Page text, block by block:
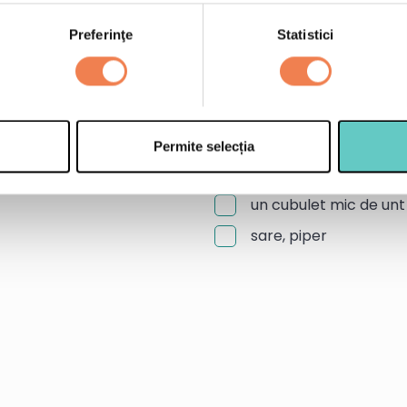
Preferinţe Statistici
Permite selecția
adaugi.
4 frunze de salata
1 lingura de reductie
20 ml ulei de masline
un cubulet mic de unt
sare, piper